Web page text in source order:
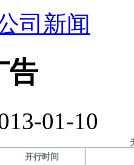
司新闻
告
01-10
开行时间